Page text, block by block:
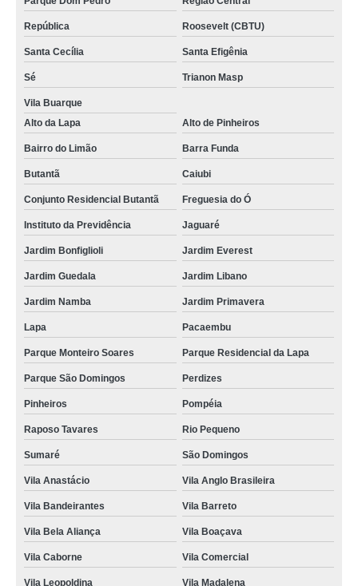
telefone de assistencia tecnica de refrigerador Higienópolis
contato de assistencia tecnica refrigerador com problema cachoeirinha
assistencia tecnica refrigerador com problema valores Zona Norte
assistencia tecnica refrigerador não liga avenida inajar de souza
contato de assistencia tecnica de refrigerador inajar de souza
contato de assistencia tecnica refrigerador electrolux Vila Guilherme
contato de assistencia tecnica refrigerador Vila Maria
assistencia tecnica refrigerador com defeito valores vila santista
telefone de assistencia tecnica refrigerador peruche
assistencia tecnica de refrigerador electrolux Consolação
contato de assistencia tecnica refrigerador com defeito Pacaembu
contato de assistencia tecnica electrolux refrigerador Casa Verde
reparo de refrigerador electrolux assistencia tecnica Pompéia
contato de assistencia tecnica electrolux refrigerador rua joao ruthe
contato de assistencia tecnica refrigerador não liga Bela Vista
assistencia tecnica refrigerador com defeito valores Luz
refrigerador electrolux assistencia tecnica Vila Boaçava
telefone de assistencia tecnica refrigerador Perdizes
República Roosevelt (CBTU)
Santa Cecília Santa Efigênia
Sé Trianon Masp
Vila Buarque
Alto da Lapa
Alto de Pinheiros
Bairro do Limão Barra Funda
Butantã Caiubi
Conjunto Residencial Butantã Freguesia do Ó
Instituto da Previdência Jaguaré
Jardim Bonfiglioli Jardim Everest
Jardim Guedala Jardim Libano
Jardim Namba Jardim Primavera
Lapa Pacaembu
Parque Monteiro Soares Parque Residencial da Lapa
Parque São Domingos Perdizes
Pinheiros Pompéia
Raposo Tavares Rio Pequeno
Sumaré São Domingos
Vila Anastácio Vila Anglo Brasileira
Vila Bandeirantes Vila Barreto
Vila Bela Aliança Vila Boaçava
Vila Caborne Vila Comercial
Vila Leopoldina Vila Madalena